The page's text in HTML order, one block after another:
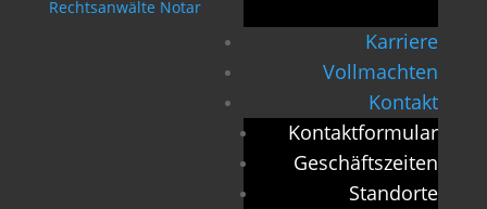
Karriere
Vollmachten
Kontakt
Kontaktformular
Geschäftszeiten
Standorte